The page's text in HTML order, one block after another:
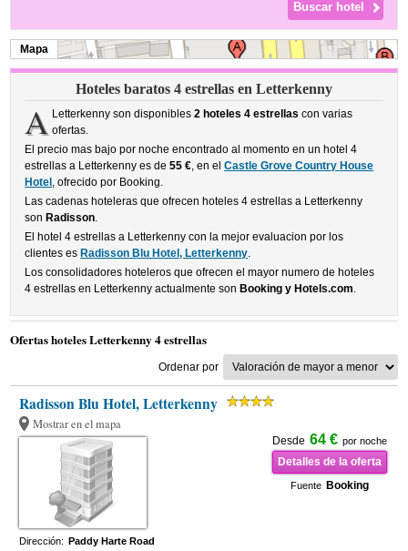
Mapa
Hoteles baratos 4 estrellas en Letterkenny
A Letterkenny son disponibles 2 hoteles 4 estrellas con varias
ofertas.
El precio mas bajo por noche encontrado al momento en un hotel 4
estrellas a Letterkenny es de55 €, en elCastle Grove Country House
Hotel , ofrecido por Booking.
Las cadenas hoteleras que ofrecen hoteles 4 estrellas a Letterkenny
son Radisson.
El hotel 4 estrellas a Letterkenny con la mejor evaluacion por los
clientes es Radisson Blu Hotel, Letterkenny.
Los consolidadores hoteleros que ofrecen el mayor numero de hoteles
4 estrellas en Letterkenny actualmente son Booking y Hotels.com.
Ofertas hoteles Letterkenny 4 estrellas
Ordenar por
Radisson Blu Hotel, Letterkenny
Mostrar en el mapa
Desde 64 € por noche
Detalles de la oferta
Fuente Booking
Dirección: Paddy Harte Road